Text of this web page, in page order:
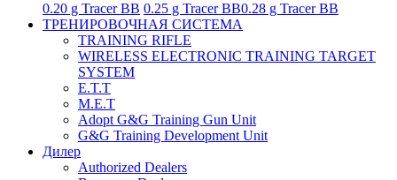
0.20 g Tracer BB 0.25 g Tracer BB0.28 g Tracer BB
ТРЕНИРОВОЧНАЯ СИСТЕМА
TRAINING RIFLE
WIRELESS ELECTRONIC TRAINING TARGET
SYSTEM
E.T.T
M.E.T
Adopt G&G Training Gun Unit
G&G Training Development Unit
Дилер
Authorized Dealers